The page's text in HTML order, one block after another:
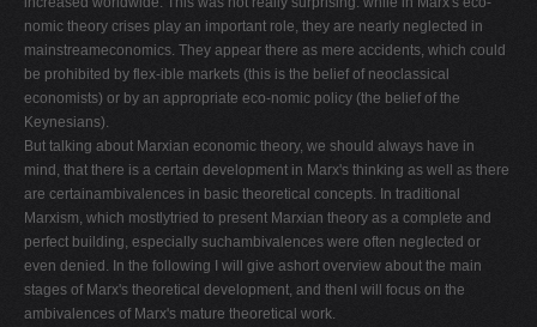
nomic theory crises play an important role, they are nearly neglected in
mainstreameconomics. They appear there as mere accidents, which could
be prohibited by flex-ible markets (this is the belief of neoclassical
economists) or by an appropriate eco-nomic policy (the belief of the
Keynesians).
But talking about Marxian economic theory, we should always have in
mind, that there is a certain development in Marx's thinking as well as there
are certainambivalences in basic theoretical concepts. In traditional
Marxism, which mostlytried to present Marxian theory as a complete and
perfect building, especially suchambivalences were often negIected or
even denied. In the following I will give ashort overview about the main
stages of Marx's theoretical development, and thenI will focus on the
ambivalences of Marx's mature theoretical work.